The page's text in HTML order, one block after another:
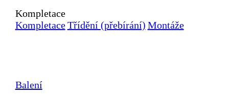
Kompletace
Kompletace Třídění (přebírání) Montáže
Balení